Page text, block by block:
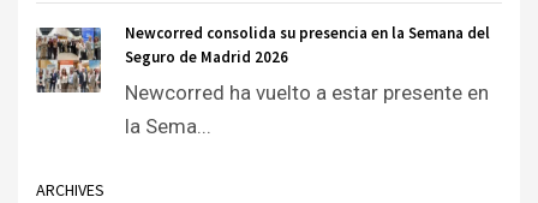
Newcorred consolida su presencia en la Semana del
Seguro de Madrid 2026
Newcorred ha vuelto a estar presente en
la Sema...
ARCHIVES